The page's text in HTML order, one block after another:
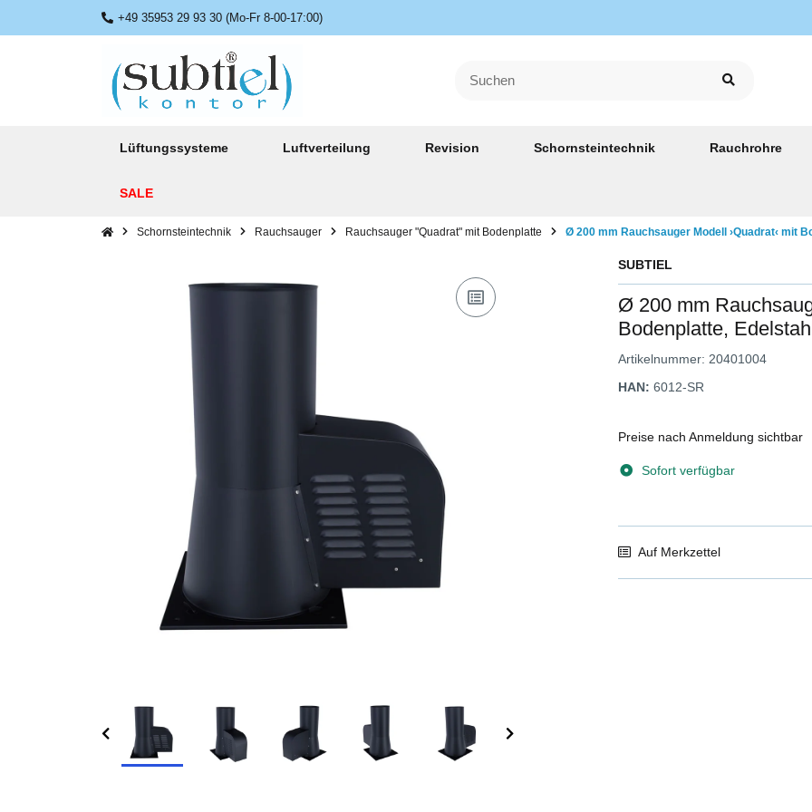
+49 35953 29 93 30 (Mo-Fr 8-00-17:00)
Lüftungssysteme Luftverteilung Revision Schornsteintechnik Rauchrohre
SALE
Schornsteintechnik Rauchsauger Rauchsauger "Quadrat" mit Bodenplatte Ø 200 mm Rauchsauger Modell ›Quadrat‹ mit
SUBTIEL
Ø 200 mm
Bodenplatte,
Artikelnummer: 20401004
HAN: 6012-SR
Preise nach Anmeldung sichtbar
Sofort verfügbar
Auf Merkzettel